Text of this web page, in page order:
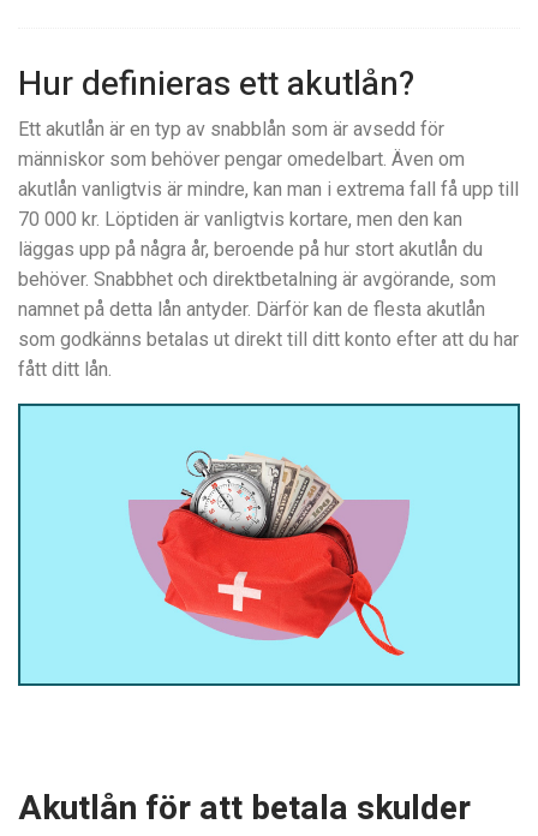
Hur definieras ett akutlån?
Ett akutlån är en typ av snabblån som är avsedd för
människor som behöver pengar omedelbart. Även om
akutlån vanligtvis är mindre, kan man i extrema fall få upp till
70 000 kr. Löptiden är vanligtvis kortare, men den kan
läggas upp på några år, beroende på hur stort akutlån du
behöver. Snabbhet och direktbetalning är avgörande, som
namnet på detta lån antyder. Därför kan de flesta akutlån
som godkänns betalas ut direkt till ditt konto efter att du har
fått ditt lån.
Akutlån för att betala skulder